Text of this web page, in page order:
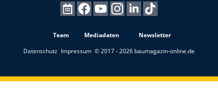
Team Mediadaten
Newsletter
Datenschutz Impressum © 2017 - 2026 baumagazin-online.de